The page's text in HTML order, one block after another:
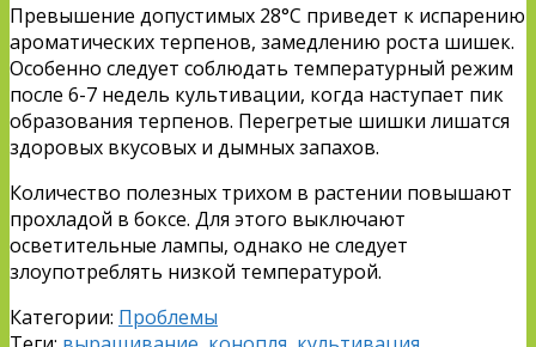
Превышение допустимых 28°C приведет к испарению
ароматических терпенов, замедлению роста шишек.
Особенно следует соблюдать температурный режим
после 6-7 недель культивации, когда наступает пик
образования терпенов. Перегретые шишки лишатся
здоровых вкусовых и дымных запахов.
Количество полезных трихом в растении повышают
прохладой в боксе. Для этого выключают
осветительные лампы, однако не следует
злоупотреблять низкой температурой.
Категории: Проблемы